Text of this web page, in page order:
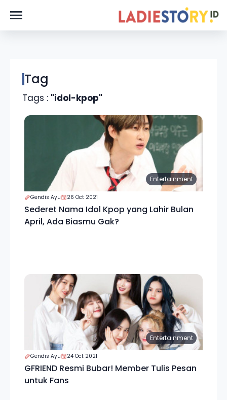
Tag
Tags : "idol-kpop"
Entertainment
Gendis Ayu 26 Oct 2021
Sederet Nama Idol Kpop yang Lahir Bulan
April, Ada Biasmu Gak?
Entertainment
Gendis Ayu 24 Oct 2021
GFRIEND Resmi Bubar! Member Tulis Pesan
untuk Fans